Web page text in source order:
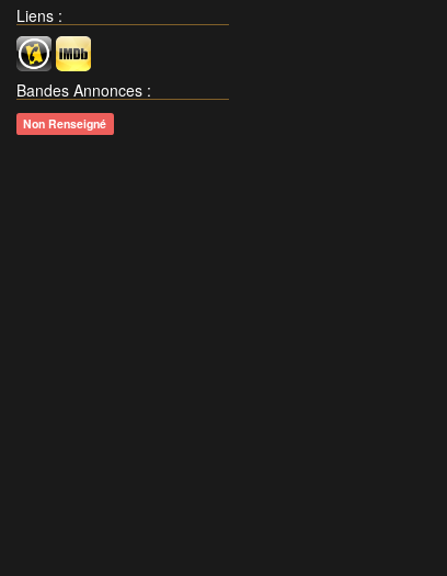
Liens :
Bandes Annonces :
Non Renseigné